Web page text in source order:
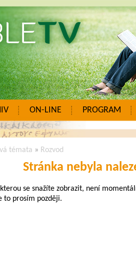
ON-LINE PROGRAM
témata » Rozvod
Stránka nebyla
se snažíte zobrazit, není
to prosím později.